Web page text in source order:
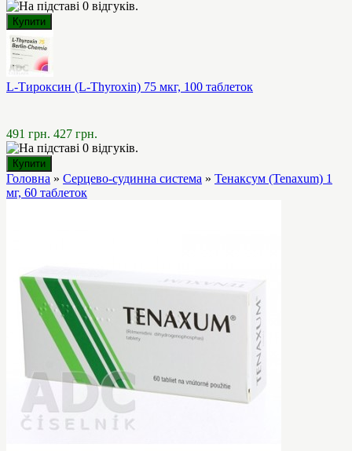
L-Тироксин (L-Thyroxin) 75 мкг, 100 таблеток
491 грн. 427 грн.
Головна » Серцево-судинна система » Тенаксум (Tenaxum) 1
мг, 60 таблеток